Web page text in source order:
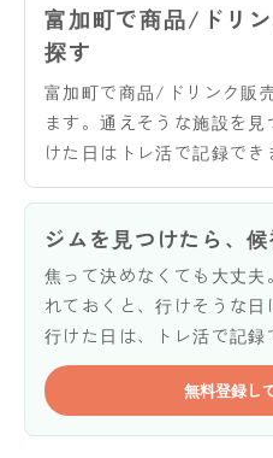
富加町で商品/ドリ
探す
富加町で商品/ドリンク販
ます。通えそうな施設を
けた日はトレ活で記録でき
ジムを見つけたら、候
焦って決めなくても大丈
れておくと、行けそうな
行けた日は、トレ活で記録
無料登録し